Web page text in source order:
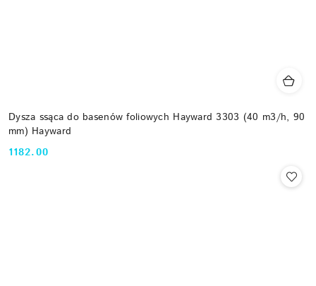
Dysza ssąca do basenów foliowych Hayward 3303 (40 m3/h, 90
mm) Hayward
Cena:
1182.00